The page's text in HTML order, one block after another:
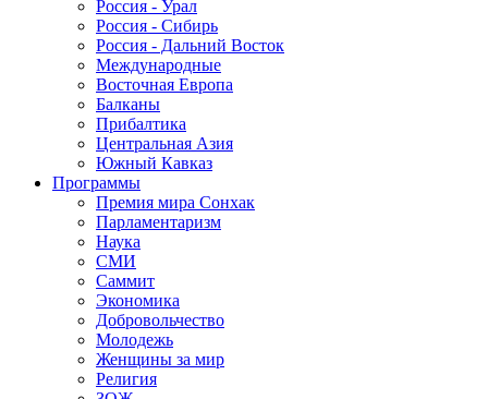
Россия - Урал
Россия - Сибирь
Россия - Дальний Восток
Международные
Восточная Европа
Балканы
Прибалтика
Центральная Азия
Южный Кавказ
Программы
Премия мира Сонхак
Парламентаризм
Наука
СМИ
Саммит
Экономика
Добровольчество
Молодежь
Женщины за мир
Религия